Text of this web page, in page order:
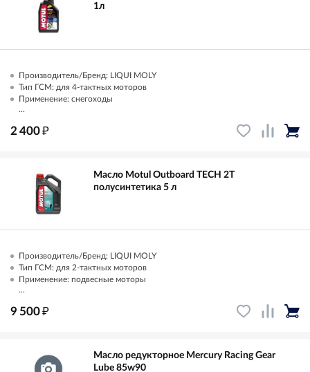
1л
Производитель/Бренд: LIQUI MOLY
Тип ГСМ: для 4-тактных моторов
Применение: снегоходы
...
2 400₽
Масло Motul Outboard TECH 2T
полусинтетика 5 л
Производитель/Бренд: LIQUI MOLY
Тип ГСМ: для 2-тактных моторов
Применение: подвесные моторы
...
9 500₽
Масло редукторное Mercury Racing Gear
Lube 85w90